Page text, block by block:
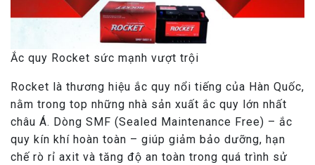
Ắc quy Rocket sức mạnh vượt trội
Rocket là thương hiệu ắc quy nổi tiếng của Hàn Quốc,
nằm trong top những nhà sản xuất ắc quy lớn nhất
châu Á. Dòng SMF (Sealed Maintenance Free) – ắc
quy kín khí hoàn toàn – giúp giảm bảo dưỡng, hạn
chế rò rỉ axit và tăng độ an toàn trong quá trình sử